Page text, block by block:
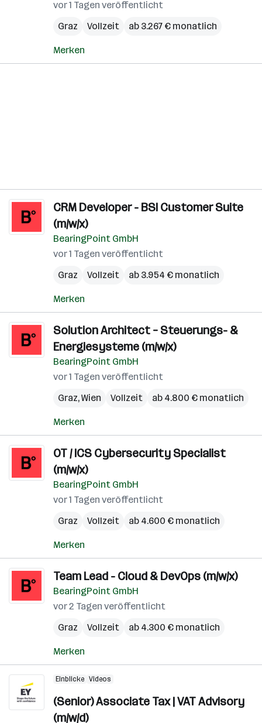
vor 1 Tagen veröffentlicht
Graz
Vollzeit ab 3.267 € monatlich
Merken
CRM Developer - BSI Customer Suite
(m/w/x)
BearingPoint GmbH
vor 1 Tagen veröffentlicht
Graz
Vollzeit ab 3.954 € monatlich
Merken
Solution Architect – Steuerungs- &
Energiesysteme (m/w/x)
BearingPoint GmbH
vor 1 Tagen veröffentlicht
Graz,Wien Vollzeit ab 4.800 € monatlich
Merken
OT / ICS Cybersecurity Specialist
(m/w/x)
BearingPoint GmbH
vor 1 Tagen veröffentlicht
Graz
Vollzeit ab 4.600 € monatlich
Merken
Team Lead - Cloud & DevOps (m/w/x)
BearingPoint GmbH
vor 2 Tagen veröffentlicht
Graz
Vollzeit ab 4.300 € monatlich
Merken
Einblicke Videos
(Senior) Associate Tax | VAT Advisory
(m/w/d)